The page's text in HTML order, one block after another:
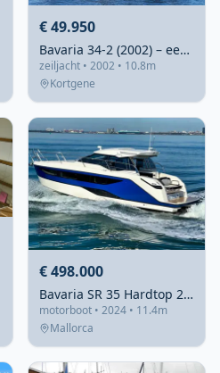
€ 49.950
Bavaria 34-2 (2002) – eerste eigenaar, zeezeilen ready
zeiljacht • 2002 • 10.8m
Kortgene
€ 498.000
Bavaria SR 35 Hardtop 2024 – demo met 5 vaaruren
motorboot • 2024 • 11.4m
Mallorca